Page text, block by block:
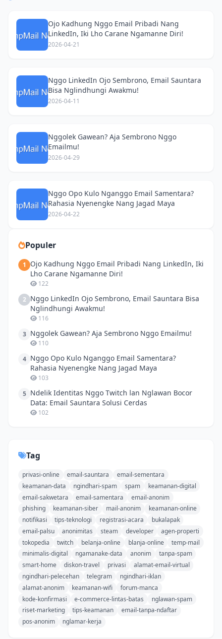
Ojo Kadhung Nggo Email Pribadi Nang
LinkedIn, Iki Lho Carane Ngamanne Diri!
2026-04-21
Nggo LinkedIn Ojo Sembrono, Email Sauntara
Bisa Nglindhungi Awakmu!
2026-04-11
Nggolek Gawean? Aja Sembrono Nggo
Emailmu!
2026-04-29
Nggo Opo Kulo Nganggo Email Samentara?
Rahasia Nyenengke Nang Jagad Maya
2026-04-22
Populer
1
Ojo Kadhung Nggo Email Pribadi Nang LinkedIn, Iki
Lho Carane Ngamanne Diri!
122
2 Nggo LinkedIn Ojo Sembrono, Email Sauntara Bisa
Nglindhungi Awakmu!
116
3 Nggolek Gawean? Aja Sembrono Nggo Emailmu!
110
4 Nggo Opo Kulo Nganggo Email Samentara?
Rahasia Nyenengke Nang Jagad Maya
103
5 Ndelik Identitas Nggo Twitch lan Nglawan Bocor
Data: Email Sauntara Solusi Cerdas
102
Tag
privasi-online email-sauntara
email-sementara
keamanan-data
ngindhari-spam spam
keamanan-digital
email-sakwetara
email-samentara
email-anonim
phishing
keamanan-siber mail-anonim
keamanan-online
notifikasi
tips-teknologi registrasi-acara
bukalapak
email-palsu
anonimitas steam developer
agen-properti
tokopedia
twitch belanja-online blanja-online
temp-mail
minimalis-digital
ngamanake-data anonim
tanpa-spam
smart-home
diskon-travel privasi
alamat-email-virtual
ngindhari-pelecehan
telegram
ngindhari-iklan
alamat-anonim
keamanan-wifi
forum-manca
kode-konfirmasi
e-commerce-lintas-batas
nglawan-spam
riset-marketing
tips-keamanan
email-tanpa-ndaftar
pos-anonim
nglamar-kerja